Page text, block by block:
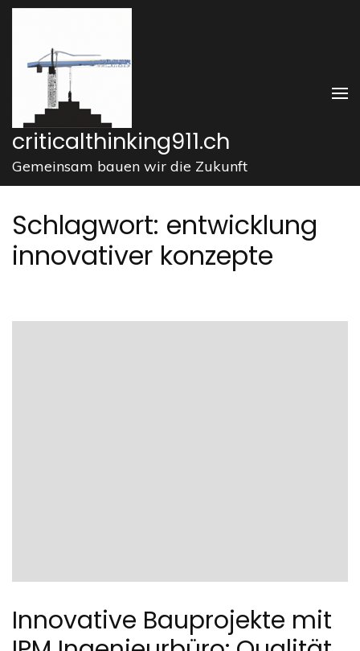
Zum
springen
drücken)
criticalthinking911.ch
Gemeinsam bauen wir die Zukunft
Schlagwort: entwicklung
innovativer konzepte
Innovative Bauprojekte mit